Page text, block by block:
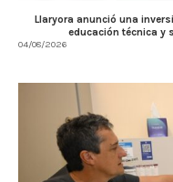
Llaryora anunció una
educación técnica y
04/08/2026